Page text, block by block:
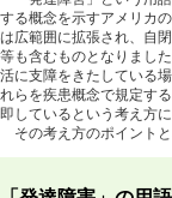
する概念を示すアメリカ
は広範囲に拡張され、自
等も含むものとなりまし
活に支障をきたしている
れらを疾患概念で規定す
即しているという考え方に
その考え方のポイントと